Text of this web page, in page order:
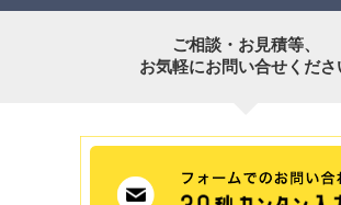
ご相談・お見積等、
お気軽にお問い合せくださ